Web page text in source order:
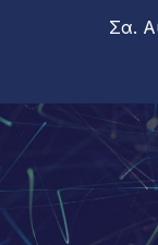
Σα.